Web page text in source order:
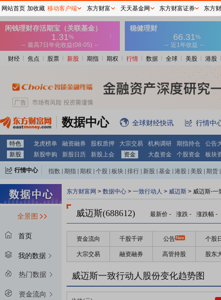
财经 焦点 股票 新股 期指 期权 行情 数据 全球 美股 港股
数据中心 全球财经快讯 行情中
特色 龙虎榜单 融资融券 股权质押 大宗交易 机构调研 期指持仓
公告
新股
新股申购 新股日历 新股上会 资金 大盘资金 个股资金 板块
行情中心 指数 期指 期权 个股 板块 排行 新股 基金 港股 美股 期货
全景图
首页
我的数据
热门数据
资金流向
东方财富网 > 数据中心 > 一致行动人 > 威迈斯 > 威迈斯-一
威迈斯(688612) 最新价 - 涨跌 - 涨跌幅 -
资金流向 千股千评 公告 个股
大宗交易 融资融券 高管持股 股东
威迈斯一致行动人股份变化趋势图
网站首页 加收藏 移动客户端 东方财富 天天基金网 东方财富证券 东方